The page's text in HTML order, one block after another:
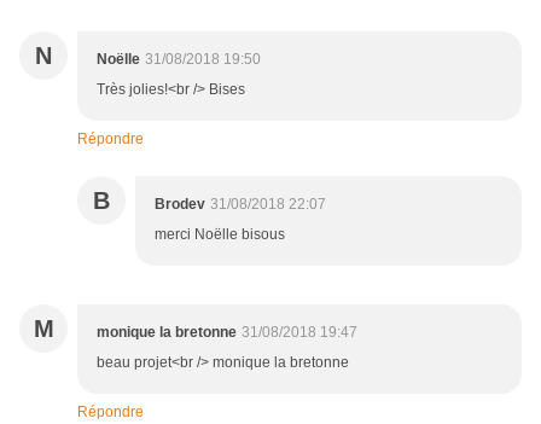
N Noëlle 31/08/2018 19:50
Très jolies!<br /> Bises
Répondre
B Brodev 31/08/2018 22:07
merci Noëlle bisous
M monique la bretonne 31/08/2018 19:47
beau projet<br /> monique la bretonne
Répondre